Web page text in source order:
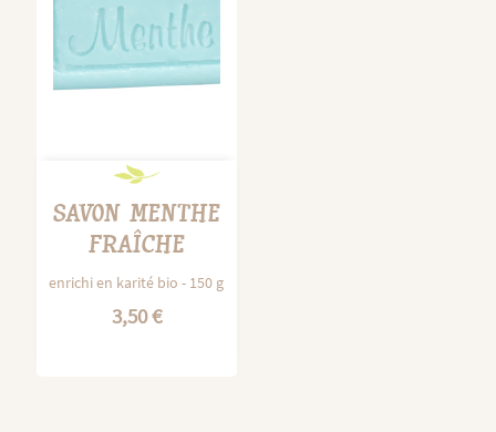
SAVON MENTHE
FRAÎCHE
enrichi en karité bio - 150 g
3,50 €